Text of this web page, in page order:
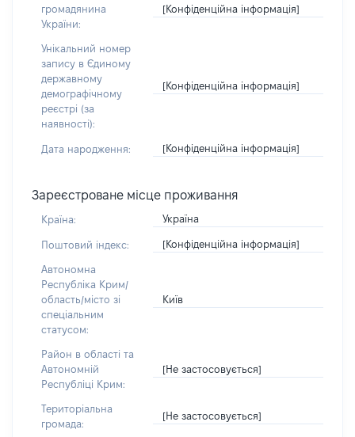
громадянина
України:
[Конфіденційна інформація]
Унікальний номер
запису в Єдиному
державному
демографічному
реєстрі (за
наявності):
[Конфіденційна інформація]
Дата народження: [Конфіденційна інформація]
Зареєстроване місце проживання
Країна: Україна
Поштовий індекс: [Конфіденційна інформація]
Автономна
Республіка Крим/
область/місто зі
спеціальним
статусом:
Київ
Район в області та
Автономній
Республіці Крим:
[Не застосовується]
Територіальна
громада:
[Не застосовується]